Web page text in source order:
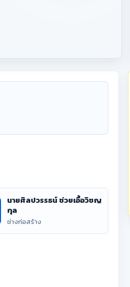
นายศิลปวรรธน์ ช่วยเอื้อวิชญ
กุล
ช่างก่อสร้าง